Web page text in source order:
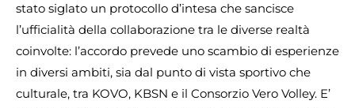
stato siglato un protocollo d’intesa che sancisce
l’ufficialità della collaborazione tra le diverse realtà
coinvolte: l’accordo prevede uno scambio di esperienze
in diversi ambiti, sia dal punto di vista sportivo che
culturale, tra KOVO, KBSN e il Consorzio Vero Volley. E’